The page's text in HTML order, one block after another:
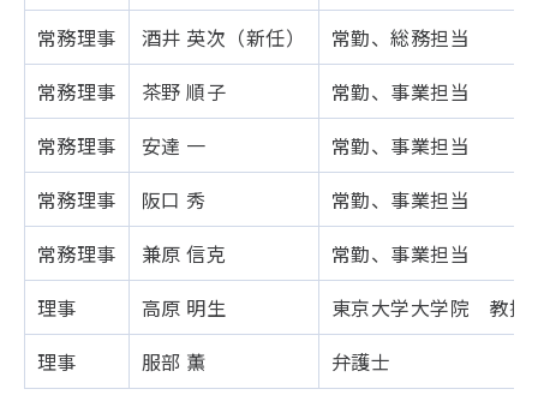
常務理事
酒井 英次（新任）
常勤、総務担当
常務理事
茶野 順子
常勤、事業担当
常務理事
安達 一
常勤、事業担当
常務理事
阪口 秀
常勤、事業担当
常務理事
兼原 信克
常勤、事業担当
理事
高原 明生
東京大学大学院 教授
理事
服部 薫 弁護士